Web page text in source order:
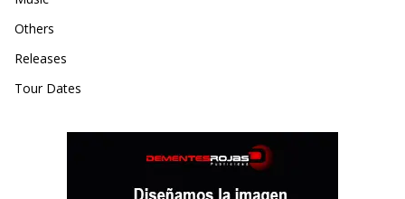
Others
Releases
Tour Dates